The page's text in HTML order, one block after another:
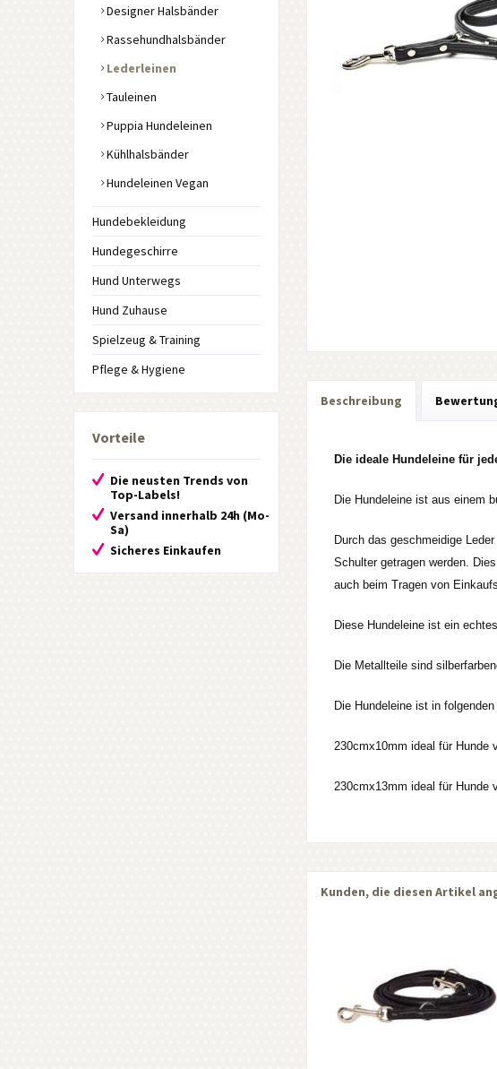
Designer Halsbänder
Rassehundhalsbänder
Lederleinen
Tauleinen
Puppia Hundeleinen
Kühlhalsbänder
Hundeleinen Vegan
Hundebekleidung
Hundegeschirre
Hund Unterwegs
Hund Zuhause
Spielzeug & Training
Pflege & Hygiene
Vorteile
Die neusten Trends von
Top-Labels!
Versand innerhalb 24h (Mo-
Sa)
Sicheres Einkaufen
Beschreibung
Die ideale Hundeleine für
Die Hundeleine ist aus einem
Durch das geschmeidige
Schulter getragen werden.
auch beim Tragen von
Diese Hundeleine ist ein
Die Metallteile sind
Die Hundeleine ist in
230cmx10mm ideal für Hunde
230cmx13mm ideal für Hunde
Kunden, die diesen Artikel